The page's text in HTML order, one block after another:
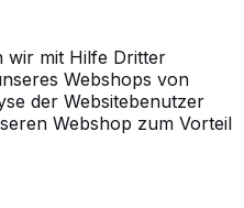
wir mit Hilfe Dritter
Webshops von
der Websitebenutzer
Webshop zum Vorteil